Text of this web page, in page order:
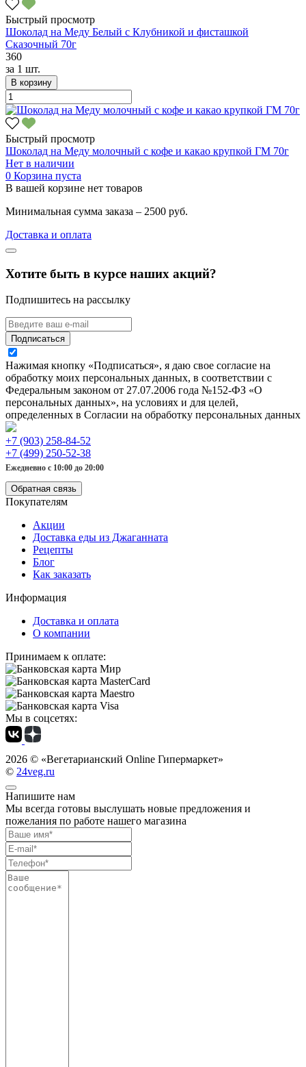
Быстрый просмотр
Шоколад на Меду Белый с Клубникой и фисташкой
Сказочный 70г
360
за 1 шт.
В корзину
Быстрый просмотр
Шоколад на Меду молочный с кофе и какао крупкой ГМ 70г
Нет в наличии
0 Корзина пуста
В вашей корзине нет товаров
Минимальная сумма заказа – 2500 руб.
Доставка и оплата
Хотите быть в курсе наших акций?
Подпишитесь на рассылку
Подписаться
Нажимая кнопку «Подписаться», я даю свое согласие на
обработку моих персональных данных, в соответствии с
Федеральным законом от 27.07.2006 года №152-ФЗ «О
персональных данных», на условиях и для целей,
определенных в Согласии на обработку персональных данных
+7 (903) 258-84-52
+7 (499) 250-52-38
Ежедневно с 10:00 до 20:00
Обратная связь
Покупателям
Акции
Доставка еды из Джаганната
Рецепты
Блог
Как заказать
Информация
Доставка и оплата
О компании
Принимаем к оплате:
Мы в соцсетях:
2026 © «Вегетарианский Online Гипермаркет»
© 24veg.ru
Напишите нам
Мы всегда готовы выслушать новые предложения и
пожелания по работе нашего магазина